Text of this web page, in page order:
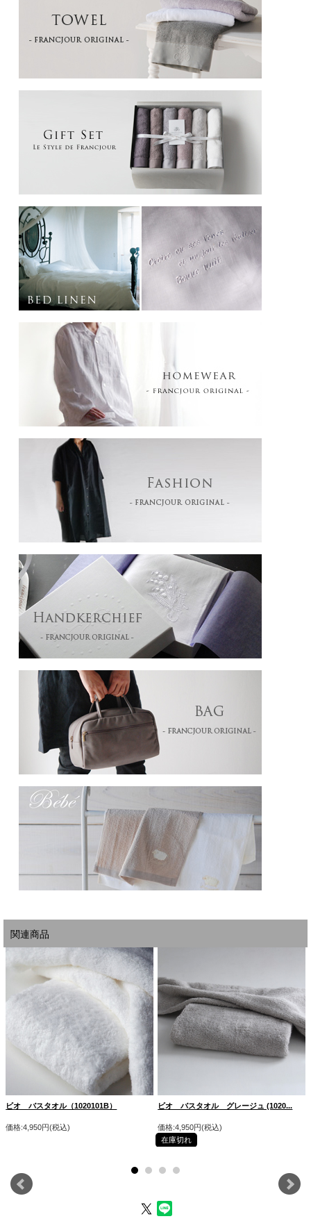
オーガニックピマ綿の優しい肌触りをお楽しみ下さい。
撮影時の光加減により、画像と実物の色が異なる場合がございます。予めご了承下
さい。
関連商品
ビオ バスタオル（1020101B）
価格:4,950円(税込)
ビオ バスタオル グレージュ (1020...
価格:4,950円(税込)
在庫切れ